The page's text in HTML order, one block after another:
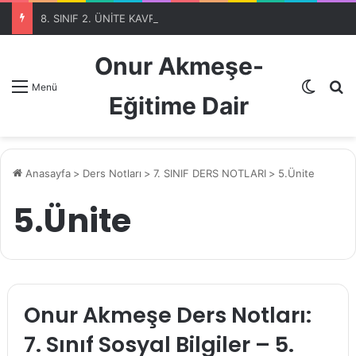
Menü
Onur Akmeşe-
Eğitime Dair
Dış
Anasayfa > Ders Notları > 7. SINIF DERS NOTLARI > 5.Ünite
5.Ünite
Onur Akmeşe Ders Notları:
7. Sınıf Sosyal Bilgiler – 5.